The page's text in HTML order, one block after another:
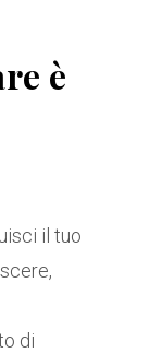
è
il tuo
di